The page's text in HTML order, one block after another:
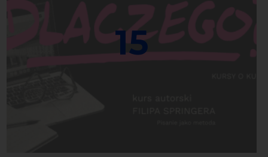
15